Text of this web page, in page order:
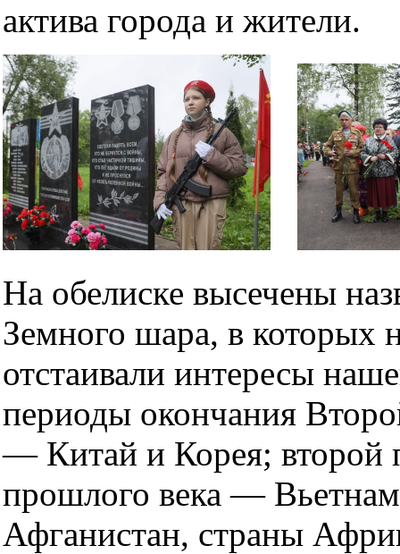
актива города и жители.
На обелиске высечены
Земного шара, в которых
отстаивали интересы
периоды окончания
— Китай и Корея; второй
прошлого века —
Афганистан, страны